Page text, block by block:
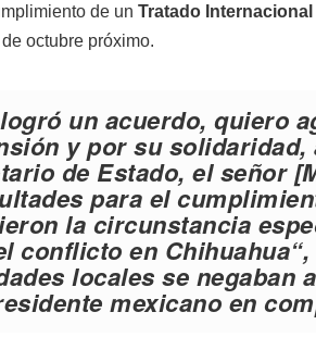
de un Tratado
octubre próximo.
un acuerdo, quiero
y por su
de Estado, el señor
para el
la circunstancia
conflicto en Chihuahua
locales se negaban
mexicano en